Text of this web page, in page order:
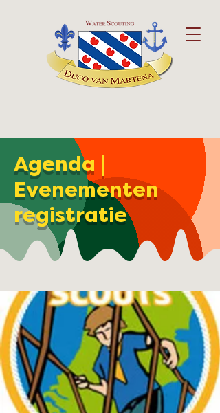
Agenda |
Evenementen
registratie